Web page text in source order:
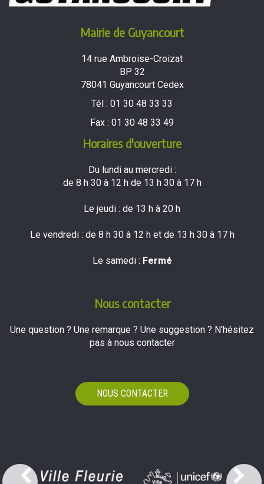
Mairie de Guyancourt
14 rue Ambroise-Croizat
BP 32
78041 Guyancourt Cedex
Tél : 01 30 48 33 33
Fax : 01 30 48 33 49
Horaires d'ouverture
Du lundi au mercredi :
de 8 h 30 à 12 h de 13 h 30 à 17 h
Le jeudi : de 13 h à 20 h
Le vendredi : de 8 h 30 à 12 h et de 13 h 30 à 17 h
Le samedi : Fermé
Nous contacter
Une question ? Une remarque ? Une suggestion ? N'hésitez
pas à nous contacter
NOUS CONTACTER